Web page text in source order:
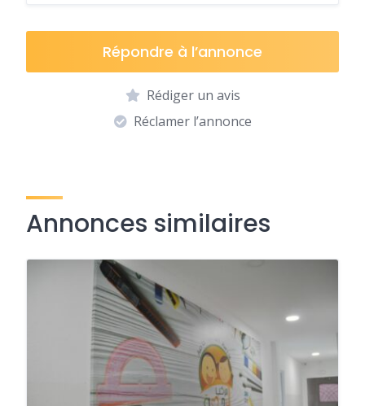
Répondre à l’annonce
Rédiger un avis
Réclamer l’annonce
Annonces similaires